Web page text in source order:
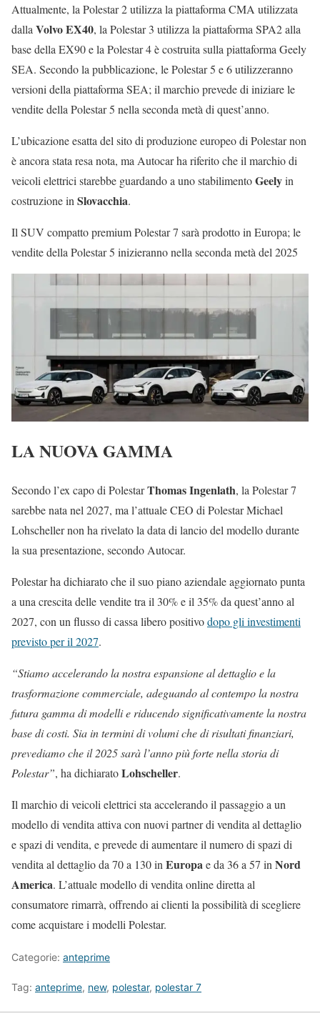
Attualmente, la Polestar 2 utilizza la piattaforma CMA utilizzata
dalla Volvo EX40, la Polestar 3 utilizza la piattaforma SPA2 alla
base della EX90 e la Polestar 4 è costruita sulla piattaforma Geely
SEA. Secondo la pubblicazione, le Polestar 5 e 6 utilizzeranno
versioni della piattaforma SEA; il marchio prevede di iniziare le
vendite della Polestar 5 nella seconda metà di quest’anno.
L’ubicazione esatta del sito di produzione europeo di Polestar non
è ancora stata resa nota, ma Autocar ha riferito che il marchio di
veicoli elettrici starebbe guardando a uno stabilimentoGeelyin
costruzione in Slovacchia.
Il SUV compatto premium Polestar 7 sarà prodotto in Europa; le
vendite della Polestar 5 inizieranno nella seconda metà del 2025
LA NUOVA GAMMA
Secondo l’ex capo di PolestarThomas Ingenlath, la Polestar 7
sarebbe nata nel 2027, ma l’attuale CEO di Polestar Michael
Lohscheller non ha rivelato la data di lancio del modello durante
la sua presentazione, secondo Autocar.
Polestar ha dichiarato che il suo piano aziendale aggiornato punta
a una crescita delle vendite tra il 30% e il 35% da quest’anno al
2027, con un flusso di cassa libero positivodopo gli investimenti
previsto per il 2027.
“Stiamo accelerando la nostra espansione al dettaglio e la
trasformazione commerciale, adeguando al contempo la nostra
futura gamma di modelli e riducendo significativamente la nostra
base di costi. Sia in termini di volumi che di risultati finanziari,
prevediamo che il 2025 sarà l’anno più forte nella storia di
Polestar”, ha dichiaratoLohscheller.
Il marchio di veicoli elettrici sta accelerando il passaggio a un
modello di vendita attiva con nuovi partner di vendita al dettaglio
e spazi di vendita, e prevede di aumentare il numero di spazi di
vendita al dettaglio da 70 a 130 in Europae da 36 a 57 in Nord
America. L’attuale modello di vendita online diretta al
consumatore rimarrà, offrendo ai clienti la possibilità di scegliere
come acquistare i modelli Polestar.
Categorie: anteprime
Tag: anteprime, new, polestar, polestar 7